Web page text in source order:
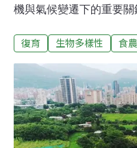
機與氣候變遷下的重要
學校及社區合作復育台
2024年12月25日的一場
大量灌溉水資源，「它
戰備糧。」復耕油芒 重
灣全民食物銀行啟動「
畫」，與7所原鄉學校和
復育 生物多樣性 食